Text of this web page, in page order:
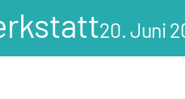
20. Juni